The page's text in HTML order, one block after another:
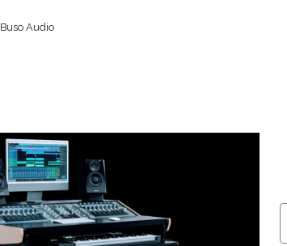
Buso Audio